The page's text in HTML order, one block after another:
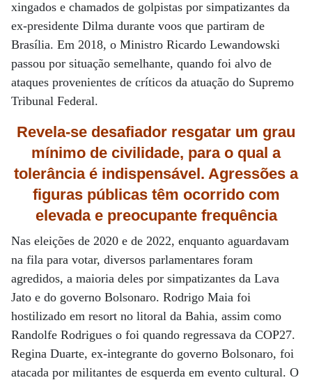
xingados e chamados de golpistas por simpatizantes da
ex-presidente Dilma durante voos que partiram de
Brasília. Em 2018, o Ministro Ricardo Lewandowski
passou por situação semelhante, quando foi alvo de
ataques provenientes de críticos da atuação do Supremo
Tribunal Federal.
Revela-se desafiador resgatar um grau
mínimo de civilidade, para o qual a
tolerância é indispensável. Agressões a
figuras públicas têm ocorrido com
elevada e preocupante frequência
Nas eleições de 2020 e de 2022, enquanto aguardavam
na fila para votar, diversos parlamentares foram
agredidos, a maioria deles por simpatizantes da Lava
Jato e do governo Bolsonaro. Rodrigo Maia foi
hostilizado em resort no litoral da Bahia, assim como
Randolfe Rodrigues o foi quando regressava da COP27.
Regina Duarte, ex-integrante do governo Bolsonaro, foi
atacada por militantes de esquerda em evento cultural. O